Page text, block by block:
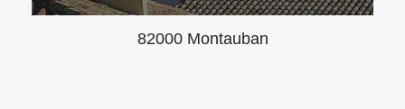
82000 Montauban